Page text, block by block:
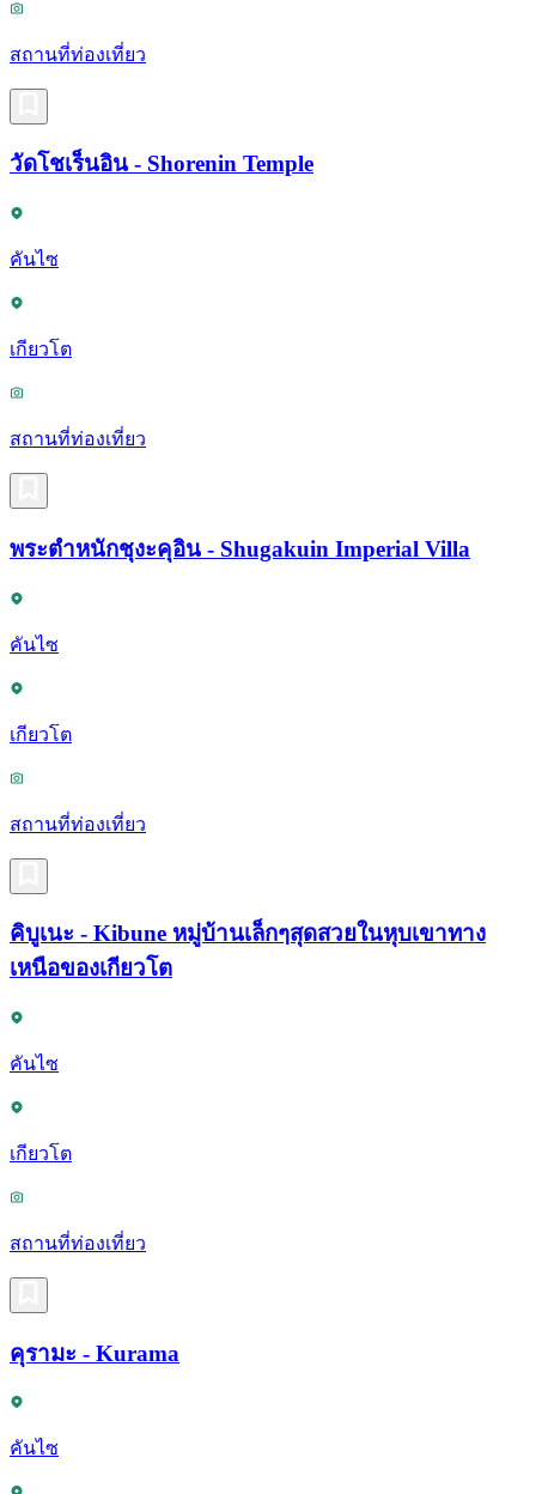
สถานที่ท่องเที่ยว
วัดโชเร็นอิน - Shorenin Temple
คันไซ
เกียวโต
สถานที่ท่องเที่ยว
พระตำหนักชุงะคุอิน - Shugakuin Imperial Villa
คันไซ
เกียวโต
สถานที่ท่องเที่ยว
คิบูเนะ - Kibune หมู่บ้านเล็กๆสุดสวยในหุบเขาทาง
เหนือของเกียวโต
คันไซ
เกียวโต
สถานที่ท่องเที่ยว
คุรามะ - Kurama
คันไซ